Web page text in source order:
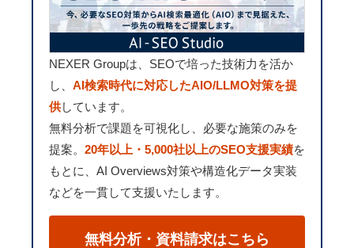
NEXER Groupは、SEOで培った技術力を活か
し、 AI検索時代に対応したAIO/LLMO対策を提
供しています。
無料分析で課題を可視化し、必要な施策のみを
提案。 20年以上・5,000社以上のSEO支援実績を
もとに、AI Overviews対策や構造化データ実装
などを一貫して支援いたします。
無料分析・資料請求はこちら